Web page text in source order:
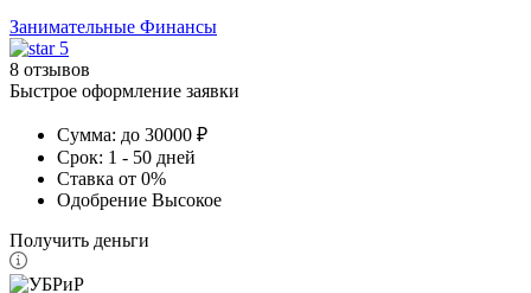
Занимательные Финансы
5
8 отзывов
Быстрое оформление заявки
Сумма: до 30000 ₽
Срок: 1 - 50 дней
Ставка от 0%
Одобрение Высокое
Получить деньги